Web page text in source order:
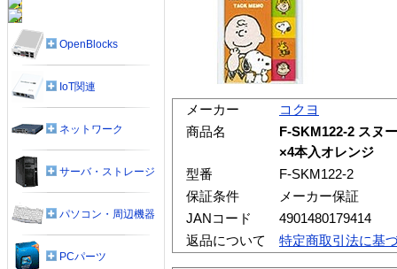
メーカー
コクヨ
商品名
F-SKM122-2 スヌ
×4本入オレンジ
型番
F-SKM122-2
保証条件
メーカー保証
JANコード
4901480179414
返品について
特定商取引法に基
OpenBlocks
IoT関連
ネットワーク
サーバ・ストレージ
パソコン・周辺機器
PCパーツ